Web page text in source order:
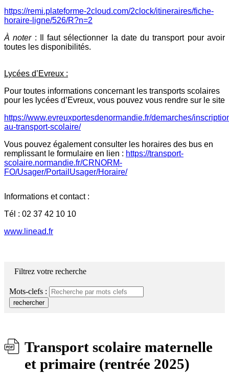
https://remi.plateforme-2cloud.com/2clock/itineraires/fiche-
horaire-ligne/526/R?n=2
À noter: Il faut sélectionner la date du transport pour avoir
toutes les disponibilités.
Lycées d’Evreux :
Pour toutes informations concernant les transports scolaires
pour les lycées d’Evreux, vous pouvez vous rendre sur le site
https://www.evreuxportesdenormandie.fr/demarches/
au-transport-scolaire/
Vous pouvez également consulter les horaires des bus en
remplissant le formulaire en lien : https://transport-
scolaire.normandie.fr/CRNORM-
FO/Usager/PortailUsager/Horaire/
Informations et contact :
Tél : 02 37 42 10 10
www.linead.fr
Filtrez votre recherche
Mots-clefs :
rechercher
Transport scolaire maternelle
et primaire (rentrée 2025)